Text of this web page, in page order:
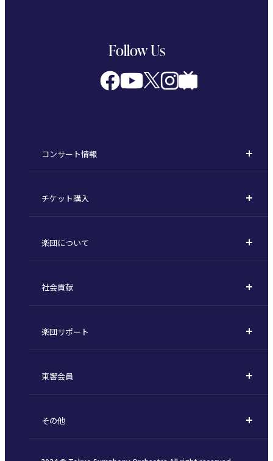
Follow Us
コンサート情報
定期演奏会
東京オペラシティシリーズ
特別演奏会など
その他の公演
チケット購入
定期会員券 / セット券
1回券
楽団について
東京交響楽団とは
指揮者
東響コーラス
社会貢献
川崎市 - フランチャイズ
楽団サポート
ご芳名一覧
東響会員
その他